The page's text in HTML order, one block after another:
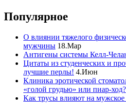
Популярное
О влиянии тяжелого
мужчины 18.Мар
Антигены системы Келл-
Цитаты из студенческих и
лучшие перлы! 4.Июн
Клиника эротической
«голой грудью» или пиар-ход?
Как трусы влияют на мужское